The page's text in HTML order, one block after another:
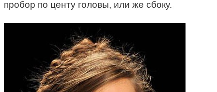
пробор по центу головы, или же сбоку.